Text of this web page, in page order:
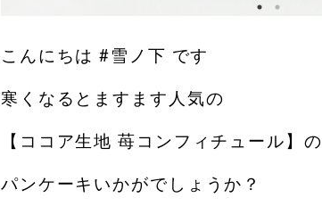
こんにちは #雪ノ下 です
寒くなるとますます人気の
【ココア生地 苺コンフィチュール】の
パンケーキいかがでしょうか？